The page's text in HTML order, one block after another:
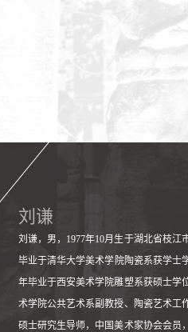
刘谦
刘谦，男，1977年10月生于湖北省枝江
毕业于清华大学美术学院陶瓷系获学士
年毕业于西安美术学院雕塑系获硕士学
术学院公共艺术系副教授、陶瓷艺术工
硕士研究生导师，中国美术家协会会员